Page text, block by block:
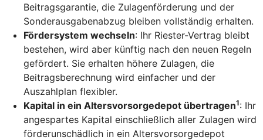
Beitragsgarantie, die Zulagenförderung und der
Sonderausgabenabzug bleiben vollständig erhalten.
Fördersystem wechseln: Ihr Riester-Vertrag bleibt
bestehen, wird aber künftig nach den neuen Regeln
gefördert. Sie erhalten höhere Zulagen, die
Beitragsberechnung wird einfacher und der
Auszahlplan flexibler.
Kapital in ein Altersvorsorgedepot übertragen1: Ihr
angespartes Kapital einschließlich aller Zulagen wird
förderunschädlich in ein Altersvorsorgedepot